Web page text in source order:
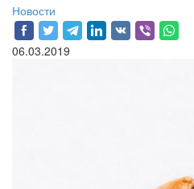
Новости
06.03.2019